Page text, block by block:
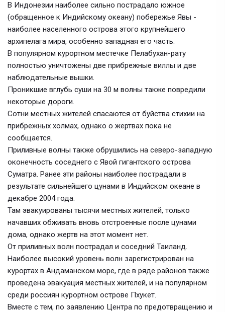
В Индонезии наиболее сильно пострадало южное
(обращенное к Индийскому океану) побережье Явы -
наиболее населенного острова этого крупнейшего
архипелага мира, особенно западная его часть.
В популярном курортном местечке Пелабухан-рату
полностью уничтожены две прибрежные виллы и две
наблюдательные вышки.
Проникшие вглубь суши на 30 м волны также повредили
некоторые дороги.
Сотни местных жителей спасаются от буйства стихии на
прибрежных холмах, однако о жертвах пока не
сообщается.
Приливные волны также обрушились на северо-западную
оконечность соседнего с Явой гигантского острова
Суматра. Ранее эти районы наиболее пострадали в
результате сильнейшего цунами в Индийском океане в
декабре 2004 года.
Там эвакуированы тысячи местных жителей, только
начавших обживать вновь отстроенные после цунами
дома, однако жертв на этот момент нет.
От приливных волн пострадал и соседний Таиланд.
Наиболее высокий уровень волн зарегистрирован на
курортах в Андаманском море, где в ряде районов также
проведена эвакуация местных жителей, и на популярном
среди россиян курортном острове Пхукет.
Вместе с тем, по заявлению Центра по предотвращению и